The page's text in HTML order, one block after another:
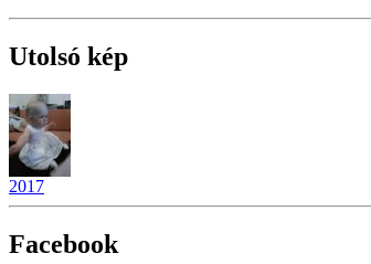
Utolsó kép
2017
Facebook